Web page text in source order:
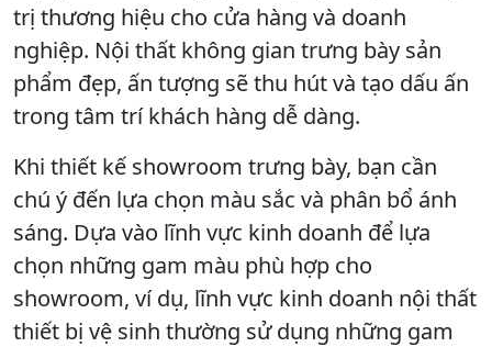
trị thương hiệu cho cửa hàng và doanh
nghiệp. Nội thất không gian trưng bày sản
phẩm đẹp, ấn tượng sẽ thu hút và tạo dấu ấn
trong tâm trí khách hàng dễ dàng.
Khi thiết kế showroom trưng bày, bạn cần
chú ý đến lựa chọn màu sắc và phân bổ ánh
sáng. Dựa vào lĩnh vực kinh doanh để lựa
chọn những gam màu phù hợp cho
showroom, ví dụ, lĩnh vực kinh doanh nội thất
thiết bị vệ sinh thường sử dụng những gam